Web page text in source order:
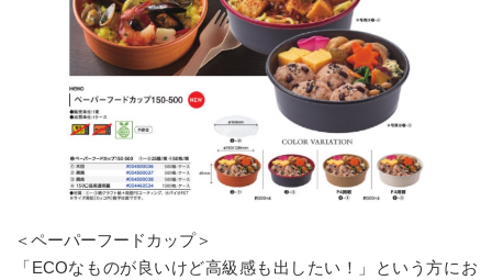
＜ペーパーフードカップ＞
「ECOなものが良いけど高級感も出したい！」という方にお